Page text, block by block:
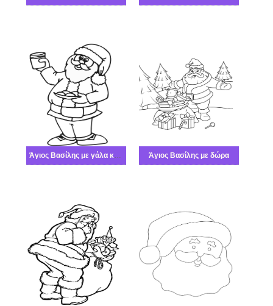
Άγιος Βασίλης με γάλα και μπισκότα Άγιος Βασίλης με δώρα